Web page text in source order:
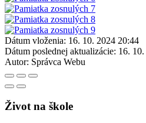
Dátum vloženia: 16. 10. 2024 20:44
Dátum poslednej aktualizácie: 16.
Autor: Správca Webu
Život na škole